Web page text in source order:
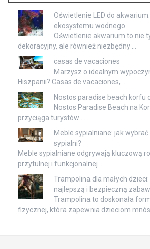
Oświetlenie LED do
ekosystemu wodnego
Oświetlenie akwarium to nie
dekoracyjny, ale również niezbędny …
casas de vacaciones
Marzysz o idealnym
Hiszpanii? Casas de vacaciones, …
Nostos paradise beach korfu
Nostos Paradise Beach na
przyciąga turystów …
Meble sypialniane: jak
sypialni?
Meble sypialniane odgrywają kluczową
przytulnej i funkcjonalnej …
Trampolina dla małych
najlepszą i bezpieczną
Trampolina to doskonała
fizycznej, która zapewnia dzieciom